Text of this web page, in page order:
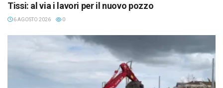
Tissi: al via i lavori per il nuovo pozzo
6 AGOSTO 2026 0